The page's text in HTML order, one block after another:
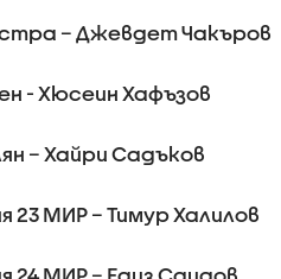
– Джевдет Чакъров
- Хюсеин Хафъзов
– Хайри Садъков
23 МИР – Тимур Халилов